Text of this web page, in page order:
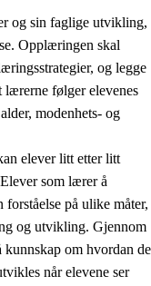
og sin faglige utvikling,
Opplæringen skal
og legge
følger elevenes
modenhets- og
elever litt etter litt
som lærer å
på ulike måter,
og utvikling. Gjennom
om hvordan de
når elevene ser